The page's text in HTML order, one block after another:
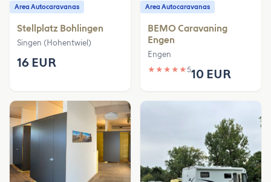
Area Autocaravanas
Stellplatz Bohlingen
Singen (Hohentwiel)
16 EUR
Area Autocaravanas
BEMO Caravaning
Engen
Engen
★ ★ ★ ★ ★510 EUR